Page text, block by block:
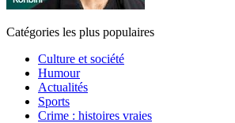
Catégories les plus populaires
Culture et société
Humour
Actualités
Sports
Crime : histoires vraies